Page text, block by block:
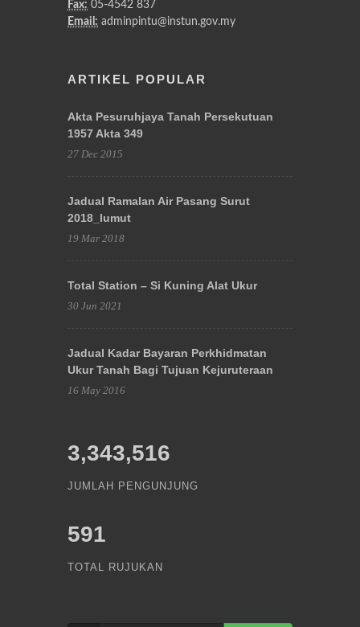
Fax: 05-4542 837
Email: adminpintu@instun.gov.my
ARTIKEL POPULAR
Akta Pesuruhjaya Tanah Persekutuan
1957 Akta 349
27 Dec 2015
Jadual Ramalan Air Pasang Surut
2018_lumut
19 Mar 2018
Total Station – Si Kuning Alat Ukur
30 Jun 2021
Jadual Kadar Bayaran Perkhidmatan
Ukur Tanah Bagi Tujuan Kejuruteraan
16 May 2016
3,343,516
JUMLAH PENGUNJUNG
591
TOTAL RUJUKAN